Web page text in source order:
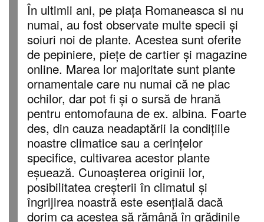
În ultimii ani, pe piața Romaneasca si nu
numai, au fost observate multe specii și
soiuri noi de plante. Acestea sunt oferite
de pepiniere, piețe de cartier și magazine
online. Marea lor majoritate sunt plante
ornamentale care nu numai că ne plac
ochilor, dar pot fi și o sursă de hrană
pentru entomofauna de ex. albina. Foarte
des, din cauza neadaptării la condițiile
noastre climatice sau a cerințelor
specifice, cultivarea acestor plante
eșuează. Cunoașterea originii lor,
posibilitatea creșterii în climatul și
îngrijirea noastră este esențială dacă
dorim ca aceștea să rămână în grădinile